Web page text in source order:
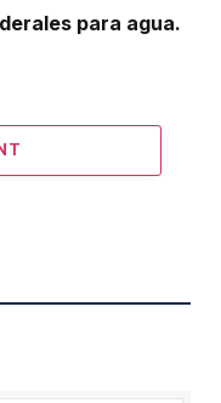
para agua.